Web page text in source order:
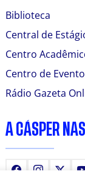
Biblioteca
Central de
Centro
Centro de
Rádio Gazeta
A CÁSPER
Facebook X